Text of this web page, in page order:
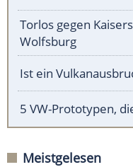
Torlos gegen
Wolfsburg
Ist ein
5 VW-Prototypen,
Meistgelesen